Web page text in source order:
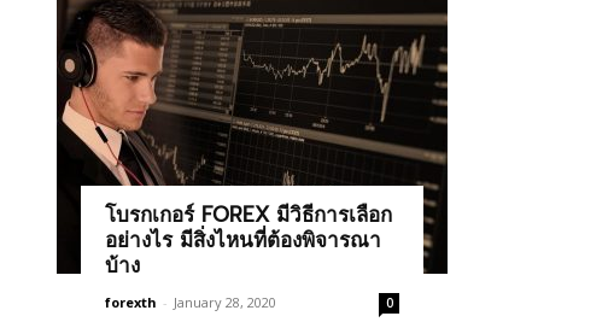
โบรกเกอร์ FOREX มีวิธีการเลือก
อย่างไร มีสิ่งไหนที่ต้องพิจารณา
บ้าง
forexth - January 28, 2020 0